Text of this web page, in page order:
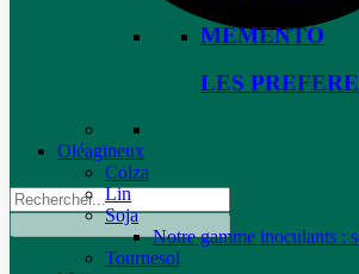
MEMENTO
LES
Oléagineux
Colza
Lin
Soja
Notre gamme inoculants :
Tournesol